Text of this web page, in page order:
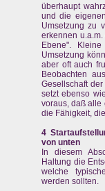
überhaupt
und die
Umsetzung zu
erkennen
Ebene".
Umsetzung
aber oft auch
Beobachten
Gesellschaft
setzt ebenso
voraus, daß alle
die Fähigkeit,
4
von unten
In diesem
Haltung die
welche
werden sollten.